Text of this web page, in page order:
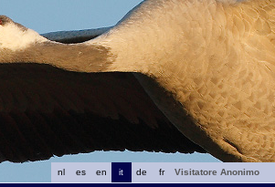
fr
de
it
en
es
nl
Visitatore Anonimo